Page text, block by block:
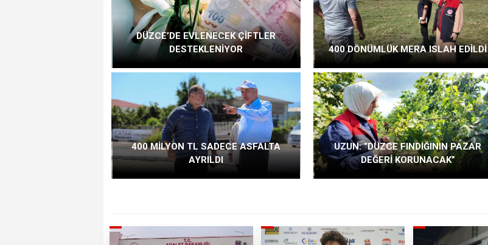
DÜZCE’DE EVLENECEK ÇİFTLER
DESTEKLENİYOR
400 DÖNÜMLÜK MERA ISLAH EDİLDİ
400 MİLYON TL SADECE ASFALTA
AYRILDI
UZUN: “DÜZCE FINDIĞININ PAZAR
DEĞERİ KORUNACAK”